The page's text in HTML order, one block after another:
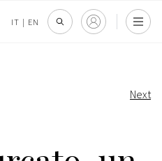
IT | EN
Next